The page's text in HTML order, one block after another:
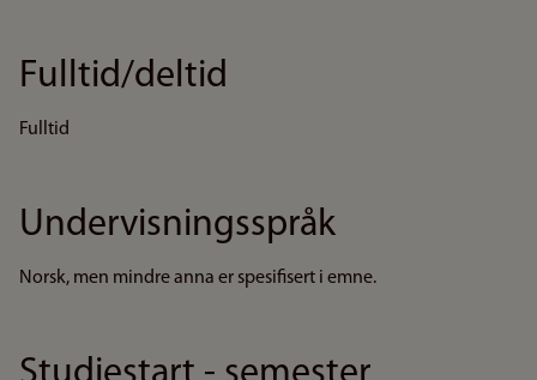
Fulltid/deltid
Fulltid
Undervisningsspråk
Norsk, men mindre anna er spesifisert i emne.